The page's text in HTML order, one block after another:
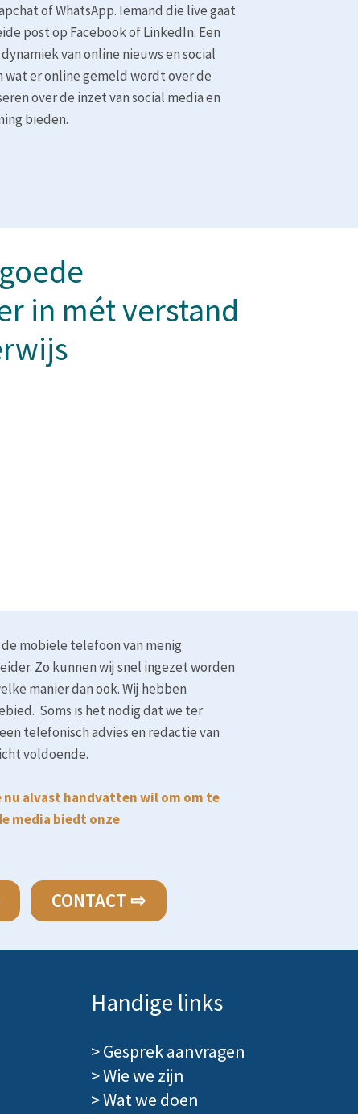
of WhatsApp. Iemand die live gaat
post op Facebook of LinkedIn. Een
van online nieuws en social
wat er online gemeld wordt over de
over de inzet van social media en
bieden.
in mét verstand
mobiele telefoon van menig
Zo kunnen wij snel ingezet worden
manier dan ook. Wij hebben
Soms is het nodig dat we ter
telefonisch advies en redactie van
voldoende.
nu alvast handvatten wil om om te
media biedt onze
CONTACT ⇨
Handige links
>Gesprek aanvragen
>Wie we zijn
>Wat we doen